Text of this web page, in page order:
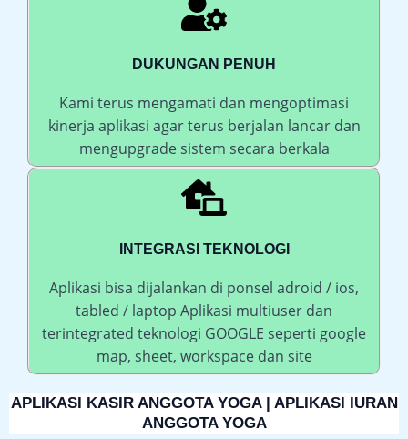
DUKUNGAN PENUH
Kami terus mengamati dan mengoptimasi
kinerja aplikasi agar terus berjalan lancar dan
mengupgrade sistem secara berkala
INTEGRASI TEKNOLOGI
Aplikasi bisa dijalankan di ponsel adroid / ios,
tabled / laptop Aplikasi multiuser dan
terintegrated teknologi GOOGLE seperti google
map, sheet, workspace dan site
APLIKASI KASIR ANGGOTA YOGA | APLIKASI IURAN
ANGGOTA YOGA